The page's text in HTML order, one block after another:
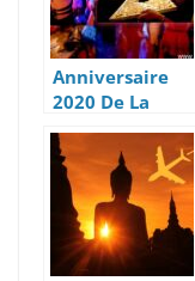
Anniversaire
2020 De La
Bohemia À
Lamai Beach